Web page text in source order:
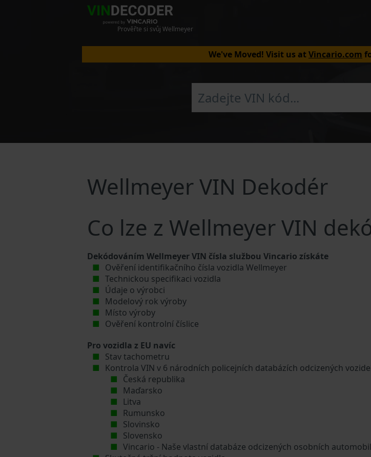
Prověřte si svůj Wellmeyer
We've Moved! Visit us atVincario.com
Wellmeyer VIN Dekodér
Co lze z Wellmeyer VIN
Dekódováním Wellmeyer VIN čísla službou Vincario získáte
Ověření identifikačního čísla vozidla Wellmeyer
Technickou specifikaci vozidla
Údaje o výrobci
Modelový rok výroby
Místo výroby
Ověření kontrolní číslice
Pro vozidla z EU navíc
Stav tachometru
Kontrola VIN v 6 národních policejních databázích odcizených
Česká republika
Maďarsko
Litva
Rumunsko
Slovinsko
Slovensko
Vincario - Naše vlastní databáze odcizených osobních